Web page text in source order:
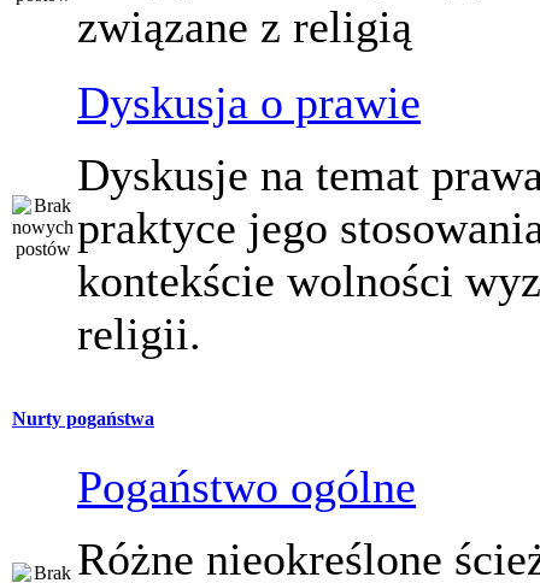
związane z religią
Dyskusja o prawie
Dyskusje na temat
praktyce jego
kontekście wolności
religii.
Nurty pogaństwa
Pogaństwo ogólne
Różne nieokreślone